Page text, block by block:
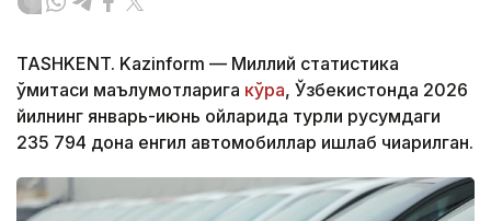
TASHKENT. Kazinform — Миллий статистика
қўмитаси маълумотларига кўра, Ўзбекистонда 2026
йилнинг январь-июнь ойларида турли русумдаги
235 794 дона енгил автомобиллар ишлаб чиқарилган.